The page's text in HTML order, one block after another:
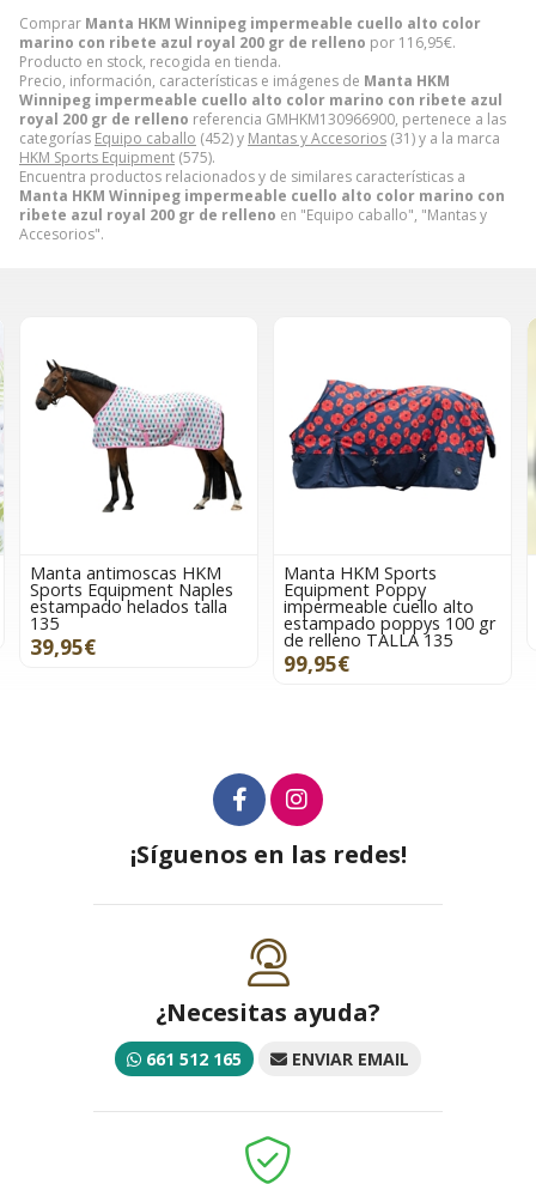
Comprar Manta HKM Winnipeg impermeable cuello alto color
marino con ribete azul royal 200 gr de relleno por 116,95€.
Producto en stock, recogida en tienda.
Precio, información, características e imágenes de Manta HKM
Winnipeg impermeable cuello alto color marino con ribete azul
royal 200 gr de relleno referencia GMHKM130966900, pertenece a las
categorías Equipo caballo (452) y Mantas y Accesorios (31) y a la marca
HKM Sports Equipment (575).
Encuentra productos relacionados y de similares características a
Manta HKM Winnipeg impermeable cuello alto color marino con
ribete azul royal 200 gr de relleno en "Equipo caballo", "Mantas y
Accesorios".
Manta antimoscas HKM
Sports Equipment Naples
estampado helados talla
135
39,95€
Manta HKM Sports
Equipment Poppy
impermeable cuello alto
estampado poppys 100 gr
de relleno TALLA 135
99,95€
¡Síguenos en las redes!
¿Necesitas ayuda?
661 512 165 ENVIAR EMAIL